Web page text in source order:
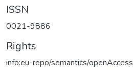
ISSN
0021-9886
Rights
info:eu-repo/semantics/openAccess